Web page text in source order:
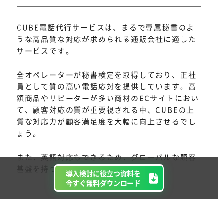
導入検討に役立つ資料を
今すぐ無料ダウンロード
CUBE電話代行サービスは、まるで専属秘書のよ
うな高品質な対応が求められる通販会社に適した
サービスです。
全オペレーターが秘書検定を取得しており、正社
員として質の高い電話応対を提供しています。高
額商品やリピーターが多い商材のECサイトにおい
て、顧客対応の質が重要視される中、CUBEの上
質な対応力が顧客満足度を大幅に向上させるでし
ょう。
また、英語対応もできるため、グローバルな顧客
基盤を持つ企業にもおすすめです。